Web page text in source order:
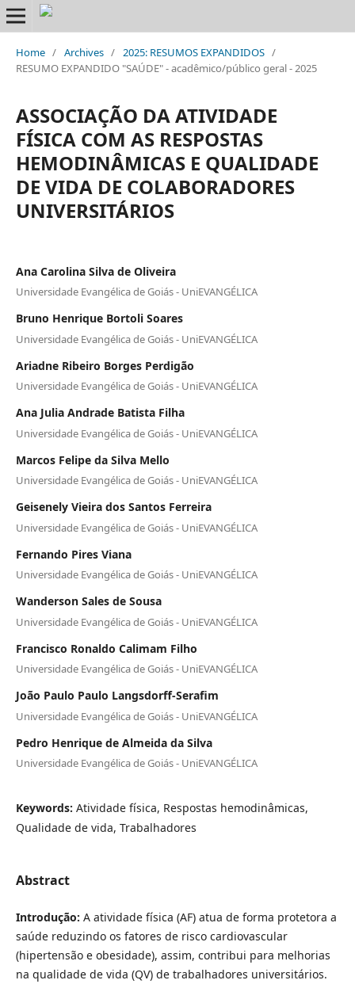
Home / Archives / 2025: RESUMOS EXPANDIDOS /
RESUMO EXPANDIDO "SAÚDE" - acadêmico/público geral - 2025
ASSOCIAÇÃO DA ATIVIDADE
FÍSICA COM AS RESPOSTAS
HEMODINÂMICAS E QUALIDADE
DE VIDA DE COLABORADORES
UNIVERSITÁRIOS
Ana Carolina Silva de Oliveira
Universidade Evangélica de Goiás - UniEVANGÉLICA
Bruno Henrique Bortoli Soares
Universidade Evangélica de Goiás - UniEVANGÉLICA
Ariadne Ribeiro Borges Perdigão
Universidade Evangélica de Goiás - UniEVANGÉLICA
Ana Julia Andrade Batista Filha
Universidade Evangélica de Goiás - UniEVANGÉLICA
Marcos Felipe da Silva Mello
Universidade Evangélica de Goiás - UniEVANGÉLICA
Geisenely Vieira dos Santos Ferreira
Universidade Evangélica de Goiás - UniEVANGÉLICA
Fernando Pires Viana
Universidade Evangélica de Goiás - UniEVANGÉLICA
Wanderson Sales de Sousa
Universidade Evangélica de Goiás - UniEVANGÉLICA
Francisco Ronaldo Calimam Filho
Universidade Evangélica de Goiás - UniEVANGÉLICA
João Paulo Paulo Langsdorff-Serafim
Universidade Evangélica de Goiás - UniEVANGÉLICA
Pedro Henrique de Almeida da Silva
Universidade Evangélica de Goiás - UniEVANGÉLICA
Keywords: Atividade física, Respostas hemodinâmicas,
Qualidade de vida, Trabalhadores
Abstract
Introdução: A atividade física (AF) atua de forma protetora a
saúde reduzindo os fatores de risco cardiovascular
(hipertensão e obesidade), assim, contribui para melhorias
na qualidade de vida (QV) de trabalhadores universitários.